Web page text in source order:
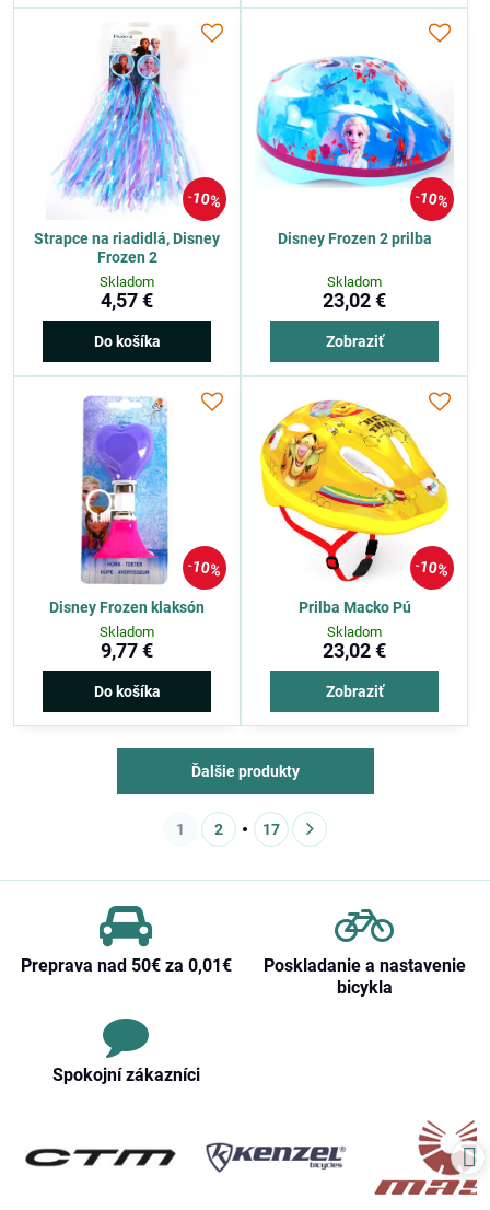
10%
Strapce na riadidlá, Disney
Frozen 2
Skladom
4,57 €
Do košíka
10%
Disney Frozen 2 prilba
Skladom
23,02 €
Zobraziť
10%
Disney Frozen klaksón
Skladom
9,77 €
Do košíka
10%
Prilba Macko Pú
Skladom
23,02 €
Zobraziť
Ďalšie produkty
1 2 17
Preprava nad 50€ za 0,01€
Poskladanie a nastavenie
bicykla
Spokojní zákazníci